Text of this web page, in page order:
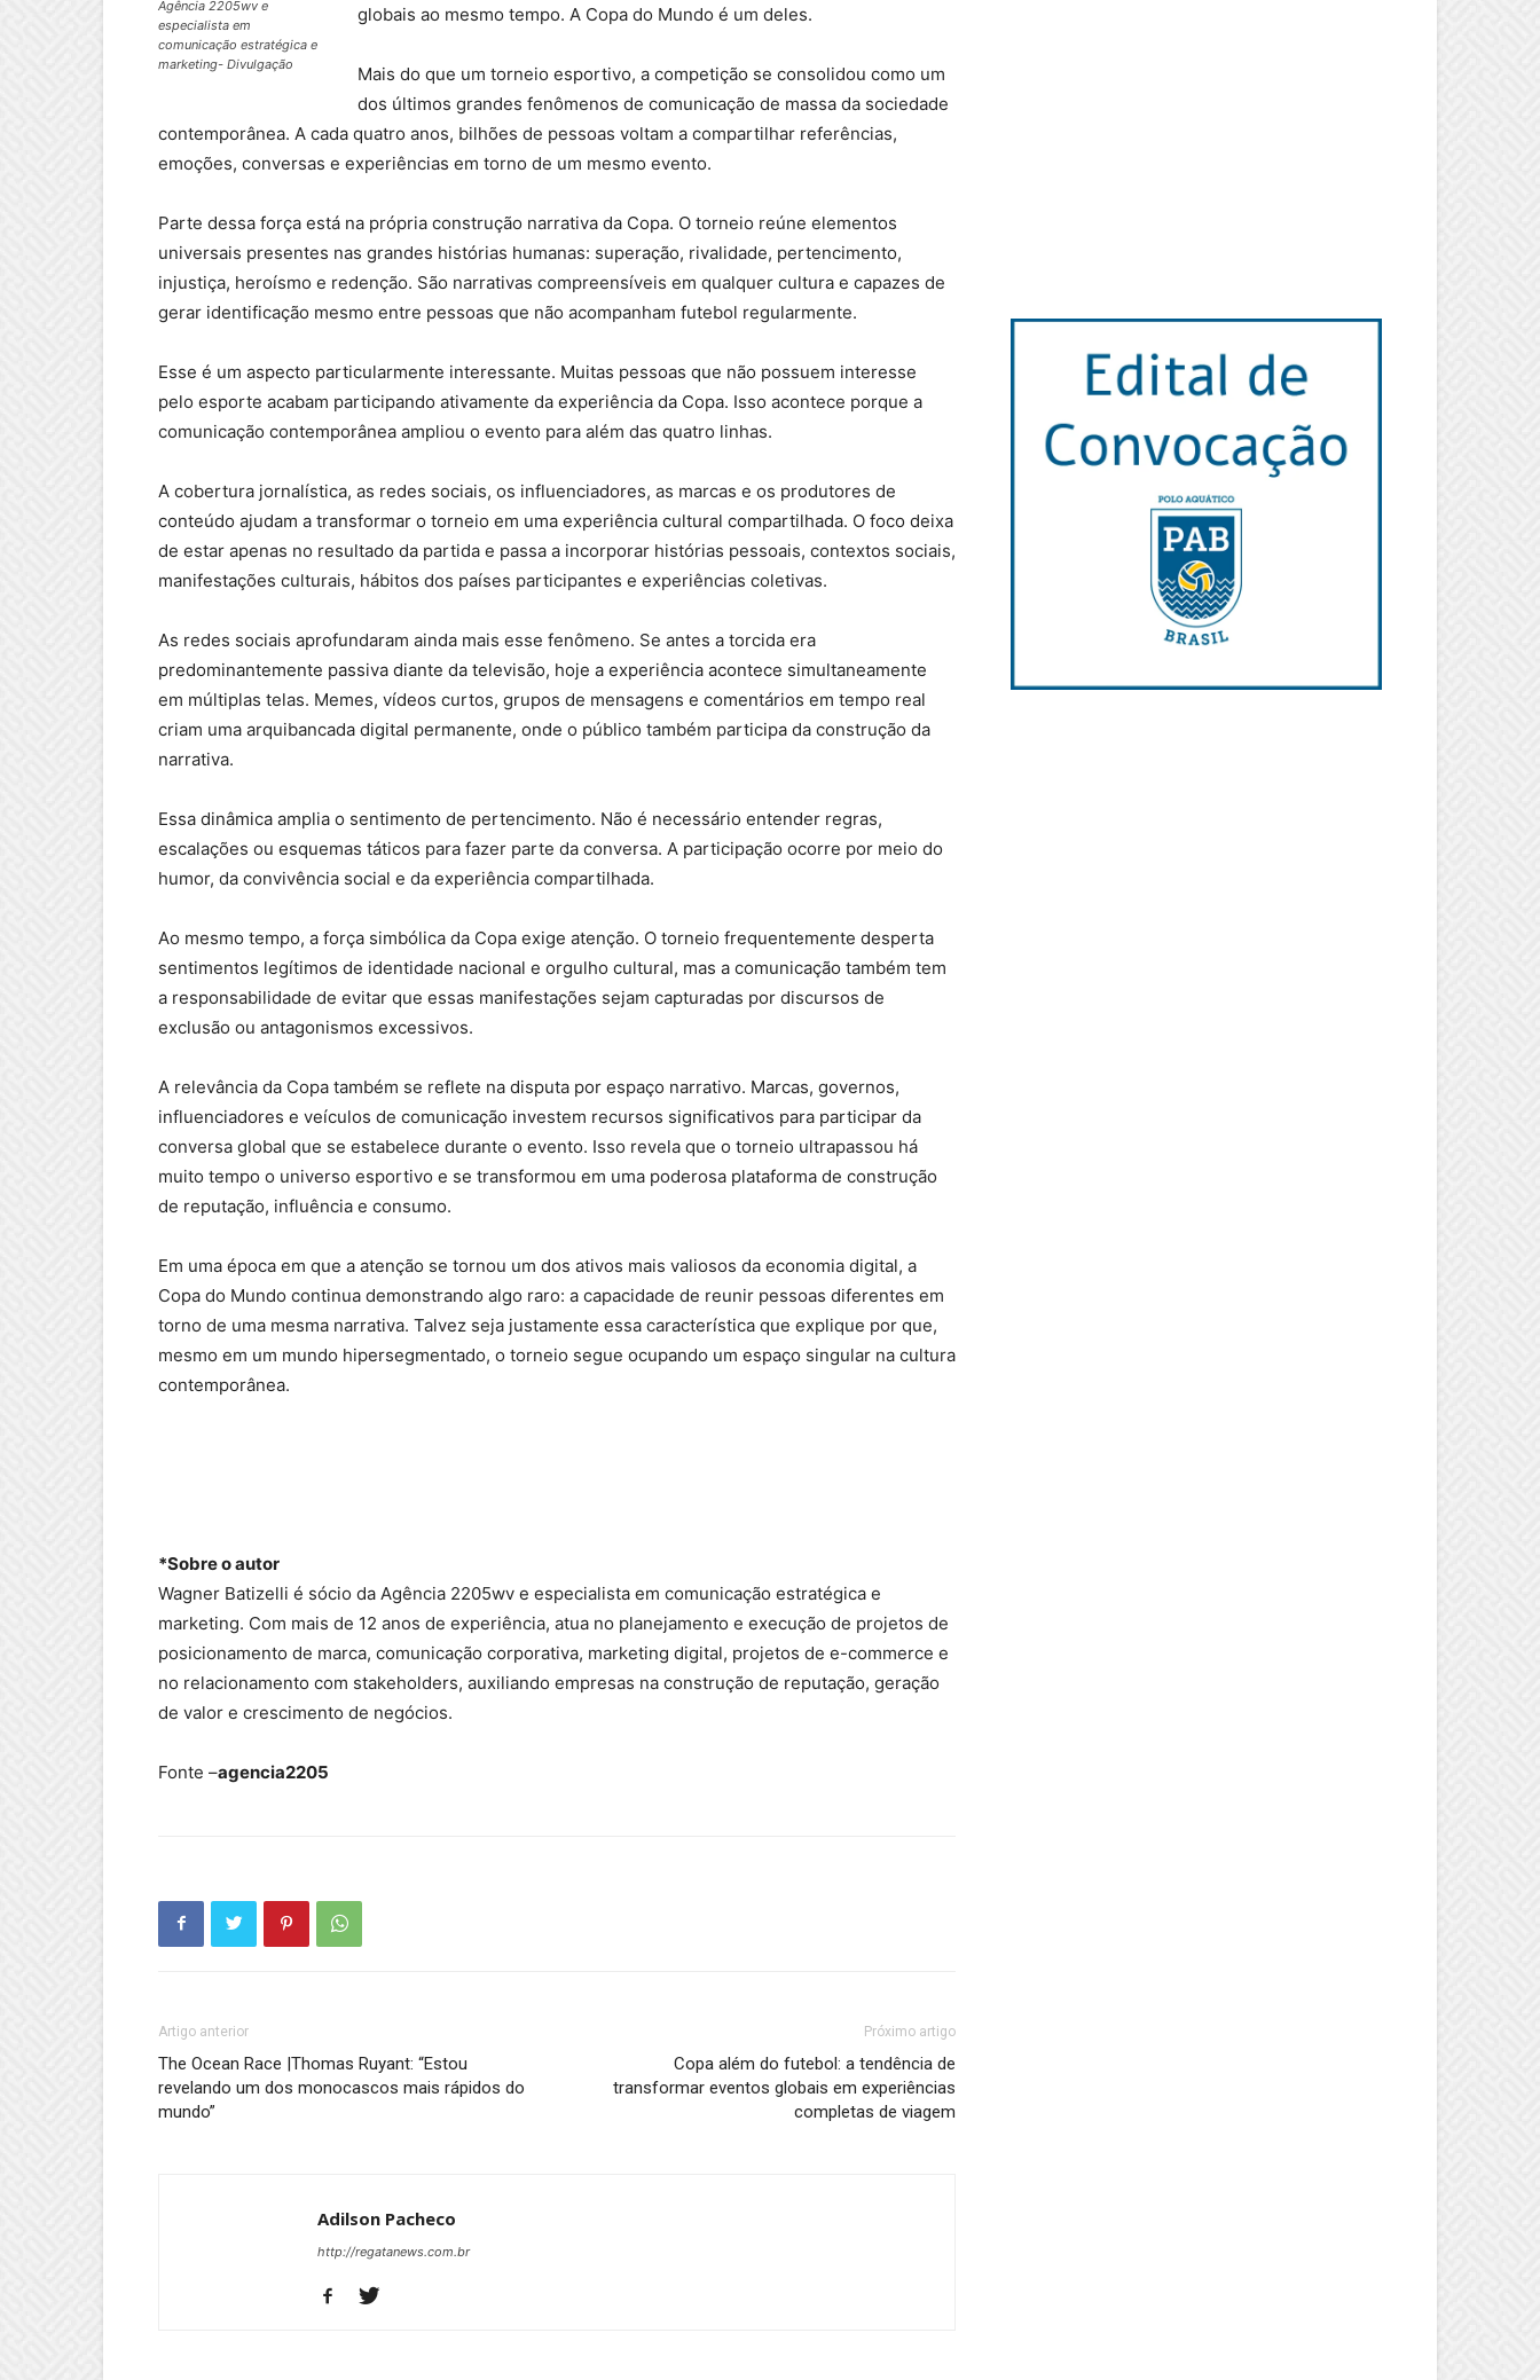
Agência 2205wv e
especialista em
comunicação estratégica e
marketing- Divulgação
globais ao mesmo tempo. A Copa do Mundo é um deles.
Mais do que um torneio esportivo, a competição se consolidou como um
dos últimos grandes fenômenos de comunicação de massa da sociedade
contemporânea. A cada quatro anos, bilhões de pessoas voltam a compartilhar referências,
emoções, conversas e experiências em torno de um mesmo evento.
Parte dessa força está na própria construção narrativa da Copa. O torneio reúne elementos
universais presentes nas grandes histórias humanas: superação, rivalidade, pertencimento,
injustiça, heroísmo e redenção. São narrativas compreensíveis em qualquer cultura e capazes de
gerar identificação mesmo entre pessoas que não acompanham futebol regularmente.
Esse é um aspecto particularmente interessante. Muitas pessoas que não possuem interesse
pelo esporte acabam participando ativamente da experiência da Copa. Isso acontece porque a
comunicação contemporânea ampliou o evento para além das quatro linhas.
A cobertura jornalística, as redes sociais, os influenciadores, as marcas e os produtores de
conteúdo ajudam a transformar o torneio em uma experiência cultural compartilhada. O foco deixa
de estar apenas no resultado da partida e passa a incorporar histórias pessoais, contextos sociais,
manifestações culturais, hábitos dos países participantes e experiências coletivas.
As redes sociais aprofundaram ainda mais esse fenômeno. Se antes a torcida era
predominantemente passiva diante da televisão, hoje a experiência acontece simultaneamente
em múltiplas telas. Memes, vídeos curtos, grupos de mensagens e comentários em tempo real
criam uma arquibancada digital permanente, onde o público também participa da construção da
narrativa.
Essa dinâmica amplia o sentimento de pertencimento. Não é necessário entender regras,
escalações ou esquemas táticos para fazer parte da conversa. A participação ocorre por meio do
humor, da convivência social e da experiência compartilhada.
Ao mesmo tempo, a força simbólica da Copa exige atenção. O torneio frequentemente desperta
sentimentos legítimos de identidade nacional e orgulho cultural, mas a comunicação também tem
a responsabilidade de evitar que essas manifestações sejam capturadas por discursos de
exclusão ou antagonismos excessivos.
A relevância da Copa também se reflete na disputa por espaço narrativo. Marcas, governos,
influenciadores e veículos de comunicação investem recursos significativos para participar da
conversa global que se estabelece durante o evento. Isso revela que o torneio ultrapassou há
muito tempo o universo esportivo e se transformou em uma poderosa plataforma de construção
de reputação, influência e consumo.
Em uma época em que a atenção se tornou um dos ativos mais valiosos da economia digital, a
Copa do Mundo continua demonstrando algo raro: a capacidade de reunir pessoas diferentes em
torno de uma mesma narrativa. Talvez seja justamente essa característica que explique por que,
mesmo em um mundo hipersegmentado, o torneio segue ocupando um espaço singular na cultura
contemporânea.
*Sobre o autor
Wagner Batizelli é sócio da Agência 2205wv e especialista em comunicação estratégica e
marketing. Com mais de 12 anos de experiência, atua no planejamento e execução de projetos de
posicionamento de marca, comunicação corporativa, marketing digital, projetos de e-commerce e
no relacionamento com stakeholders, auxiliando empresas na construção de reputação, geração
de valor e crescimento de negócios.
Fonte –agencia2205
Artigo anterior
The Ocean Race |Thomas Ruyant: “Estou
revelando um dos monocascos mais rápidos do
mundo”
Próximo artigo
Copa além do futebol: a tendência de
transformar eventos globais em experiências
completas de viagem
Adilson Pacheco
http://regatanews.com.br